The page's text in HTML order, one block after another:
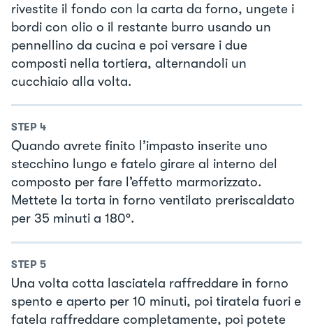
rivestite il fondo con la carta da forno, ungete i
bordi con olio o il restante burro usando un
pennellino da cucina e poi versare i due
composti nella tortiera, alternandoli un
cucchiaio alla volta.
STEP 4
Quando avrete finito l’impasto inserite uno
stecchino lungo e fatelo girare al interno del
composto per fare l’effetto marmorizzato.
Mettete la torta in forno ventilato preriscaldato
per 35 minuti a 180°.
STEP 5
Una volta cotta lasciatela raffreddare in forno
spento e aperto per 10 minuti, poi tiratela fuori e
fatela raffreddare completamente, poi potete